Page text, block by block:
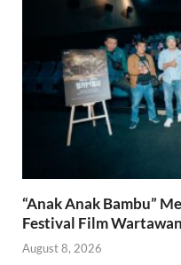
“Anak Anak Bambu”
Festival Film
August 8, 2026